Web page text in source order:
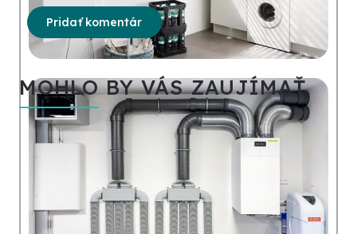
Pridať komentár
MOHLO BY VÁS ZAUJÍMAŤ